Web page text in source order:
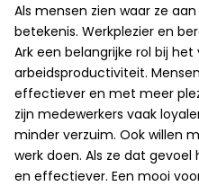
Als mensen zien waar ze
betekenis. Werkplezier en
Ark een belangrijke rol bij
arbeidsproductiviteit.
effectiever en met meer
zijn medewerkers vaak
minder verzuim. Ook willen
werk doen. Als ze dat
en effectiever. Een mooi